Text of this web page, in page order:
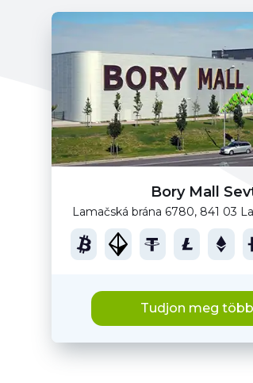
Bory Mall
Lamačská brána 6780, 841 03
Tudjon meg